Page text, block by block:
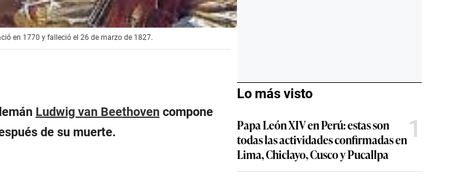
en 1770 y falleció el 26 de marzo de 1827.
Ludwig van Beethovencompone
de su muerte.
Lo más visto
Papa León XIV en Perú: estas son
todas las actividades confirmadas en
Lima, Chiclayo, Cusco y Pucallpa
1